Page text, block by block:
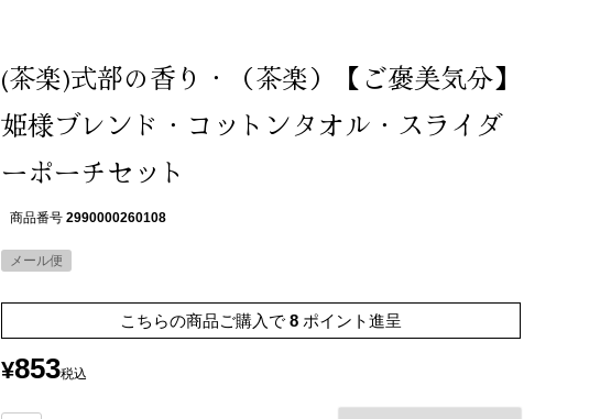
(茶楽)式部の香り・（茶楽）【ご褒美気分】
姫様ブレンド・コットンタオル・スライダ
ーポーチセット
商品番号 2990000260108
メール便
こちらの商品ご購入で 8 ポイント進呈
¥853税込